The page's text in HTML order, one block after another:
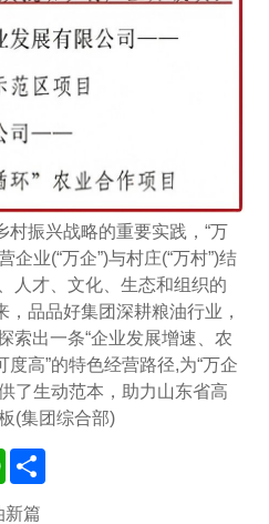
村振兴战略的重要实践，“万
企业(“万企”)与村庄(“万村”)结
人才、文化、生态和组织的
品品好集团深耕粮油行业，
索出一条“企业发展增速、农
高”的特色经营路径,为“万企
了生动范本，助力山东省高
(集团综合部)
WhatsApp
新篇